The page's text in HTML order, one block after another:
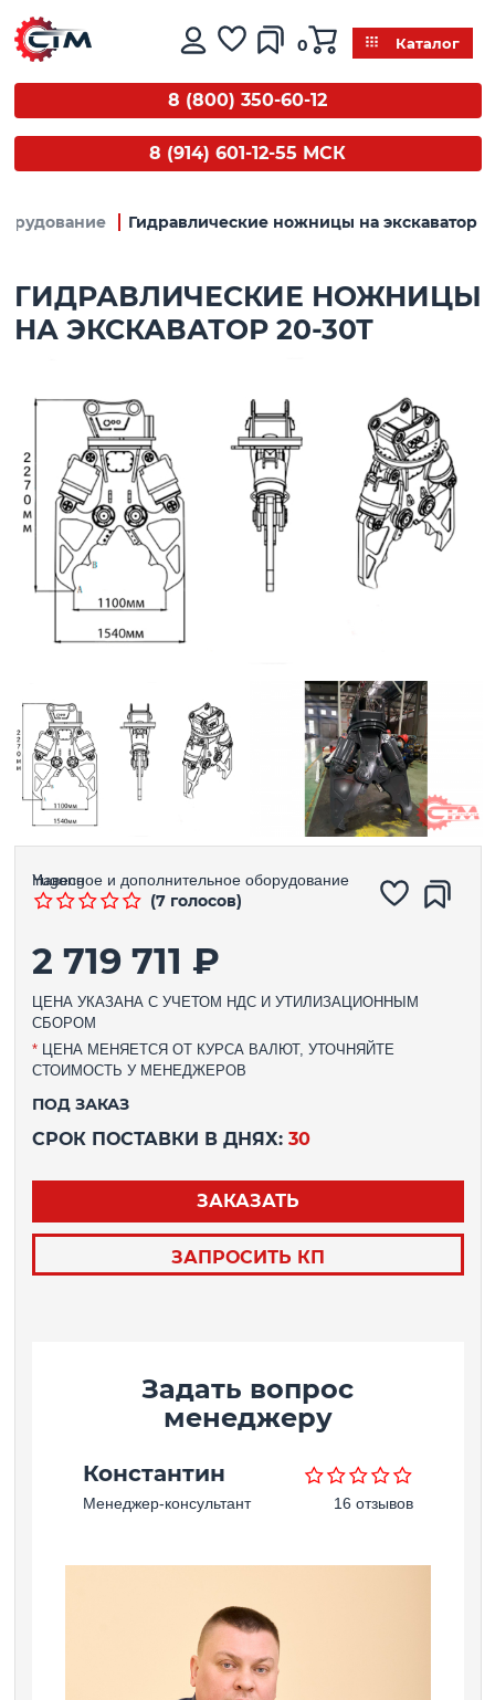
0 Каталог
8 (800) 350-60-12
8 (914) 601-12-55 МСК
Гидравлические ножницы на экскаватор
ГИДРАВЛИЧЕСКИЕ НОЖНИЦЫ
НА ЭКСКАВАТОР 20-30Т
Навесное и дополнительное оборудование
Yugong
(7 голосов)
2 719 711 ₽
ЦЕНА УКАЗАНА С УЧЕТОМ НДС И УТИЛИЗАЦИОННЫМ
СБОРОМ
*ЦЕНА МЕНЯЕТСЯ ОТ КУРСА ВАЛЮТ, УТОЧНЯЙТЕ
СТОИМОСТЬ У МЕНЕДЖЕРОВ
ПОД ЗАКАЗ
СРОК ПОСТАВКИ В ДНЯХ: 30
ЗАКАЗАТЬ
ЗАПРОСИТЬ КП
Задать вопрос
менеджеру
Константин
Менеджер-консультант 16 отзывов